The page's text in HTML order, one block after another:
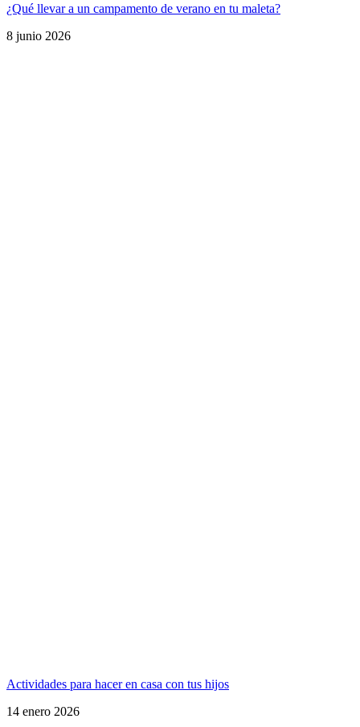
¿Qué llevar a un campamento de verano en tu maleta?
8 junio 2026
Actividades para hacer en casa con tus hijos
14 enero 2026